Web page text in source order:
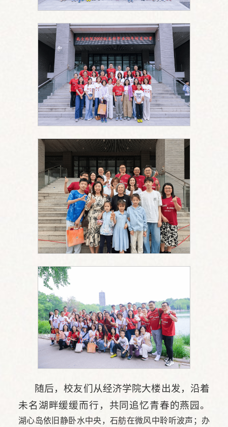
随后，校友们从经济学院大楼出发，沿着
未名湖畔缓缓而行，共同追忆青春的燕园。
湖心岛依旧静卧水中央，石舫在微风中聆听波声；办